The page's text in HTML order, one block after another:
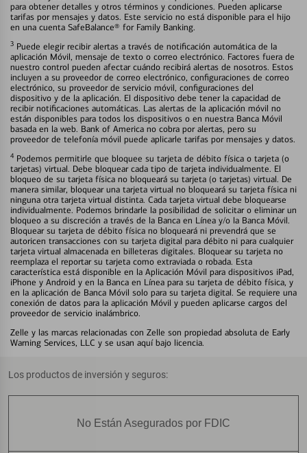
para obtener detalles y otros términos y condiciones. Pueden aplicarse
tarifas por mensajes y datos. Este servicio no está disponible para el hijo
en una cuenta SafeBalance® for Family Banking.
3 Puede elegir recibir alertas a través de notificación automática de la
aplicación Móvil, mensaje de texto o correo electrónico. Factores fuera de
nuestro control pueden afectar cuándo recibirá alertas de nosotros. Estos
incluyen a su proveedor de correo electrónico, configuraciones de correo
electrónico, su proveedor de servicio móvil, configuraciones del
dispositivo y de la aplicación. El dispositivo debe tener la capacidad de
recibir notificaciones automáticas. Las alertas de la aplicación móvil no
están disponibles para todos los dispositivos o en nuestra Banca Móvil
basada en la web. Bank of America no cobra por alertas, pero su
proveedor de telefonía móvil puede aplicarle tarifas por mensajes y datos.
4 Podemos permitirle que bloquee su tarjeta de débito física o tarjeta (o
tarjetas) virtual. Debe bloquear cada tipo de tarjeta individualmente. El
bloqueo de su tarjeta física no bloqueará su tarjeta (o tarjetas) virtual. De
manera similar, bloquear una tarjeta virtual no bloqueará su tarjeta física ni
ninguna otra tarjeta virtual distinta. Cada tarjeta virtual debe bloquearse
individualmente. Podemos brindarle la posibilidad de solicitar o eliminar un
bloqueo a su discreción a través de la Banca en Línea y/o la Banca Móvil.
Bloquear su tarjeta de débito física no bloqueará ni prevendrá que se
autoricen transacciones con su tarjeta digital para débito ni para cualquier
tarjeta virtual almacenada en billeteras digitales. Bloquear su tarjeta no
reemplaza el reportar su tarjeta como extraviada o robada. Esta
característica está disponible en la Aplicación Móvil para dispositivos iPad,
iPhone y Android y en la Banca en Línea para su tarjeta de débito física, y
en la aplicación de Banca Móvil solo para su tarjeta digital. Se requiere una
conexión de datos para la aplicación Móvil y pueden aplicarse cargos del
proveedor de servicio inalámbrico.
Zelle y las marcas relacionadas con Zelle son propiedad absoluta de Early
Warning Services, LLC y se usan aquí bajo licencia.
Los productos de inversión y seguros:
No Están Asegurados por FDIC